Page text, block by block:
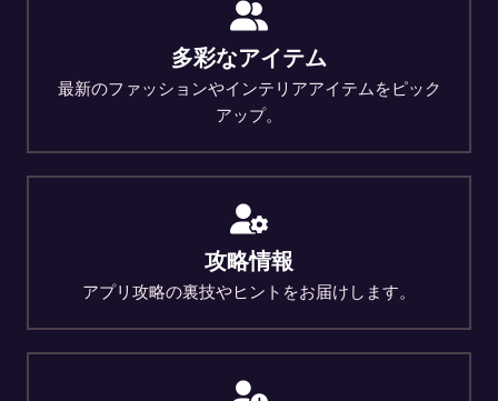
多彩なアイテム
最新のファッションやインテリアアイテムをピック
アップ。
攻略情報
アプリ攻略の裏技やヒントをお届けします。